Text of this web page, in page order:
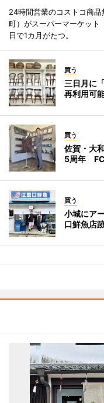
24時間営業のコストコ商
町）がスーパーマーケット
日で1カ月がたつ。
買う
三日月に
再利用可
買う
佐賀・大
5周年 FC
買う
小城にア
口鮮魚店